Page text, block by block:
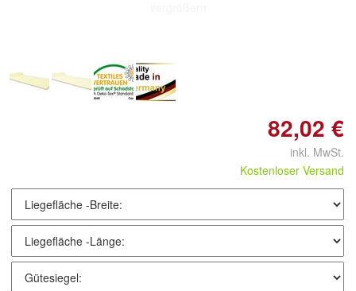
82,02 €
inkl. MwSt.
Kostenloser Versand